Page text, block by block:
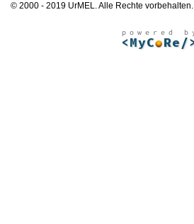
© 2000 - 2019 UrMEL. Alle Rechte vorbehalten.